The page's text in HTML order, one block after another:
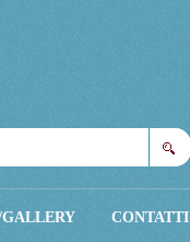
CONTATTI